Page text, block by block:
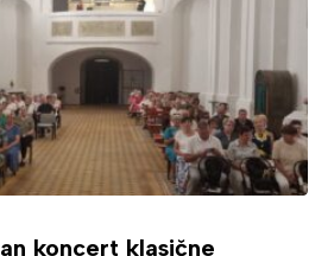
koncert klasične